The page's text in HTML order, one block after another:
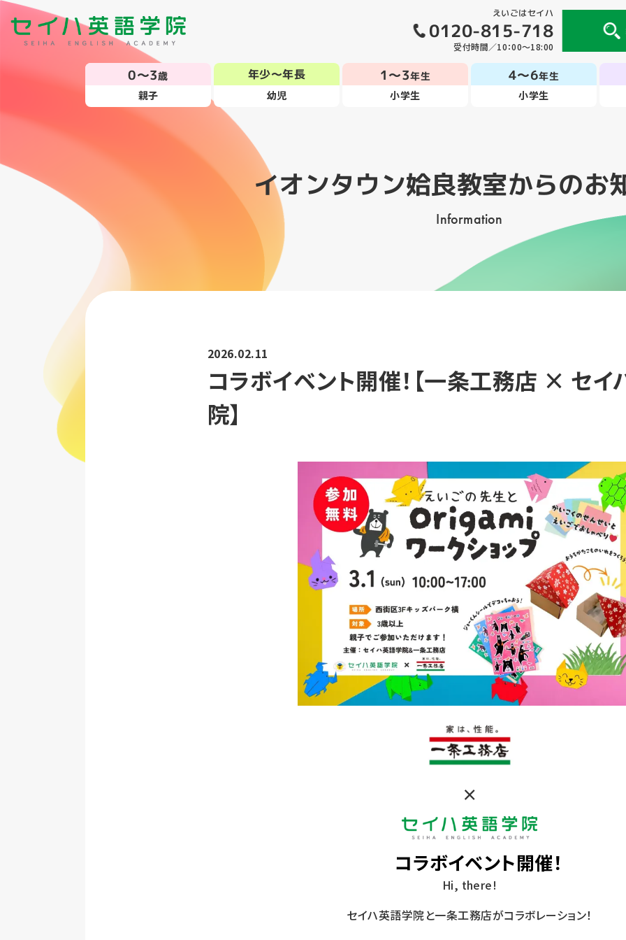
えいごはセイハ
0120-815-718
受付時間／10：00～18:00
0～3歳
親子
年少～年長
幼児
1～3年生
小学生
4～6年生
小学生
イオンタウン姶良教室からのお
Information
2026.02.11
コラボイベント開催！【一条工務店 × セイ
院】
×
コラボイベント開催！
Hi, there!
セイハ英語学院と一条工務店がコラボレーション！